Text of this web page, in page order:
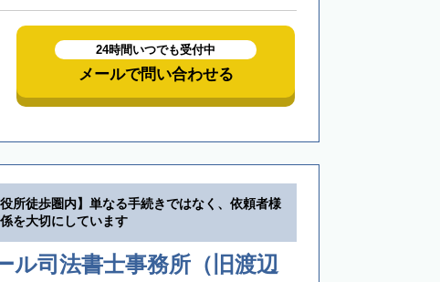
24時間いつでも受付中
メールで問い合わせる
役所徒歩圏内】単なる手続きではなく、依頼者様
を大切にしています
ル司法書士事務所（旧渡辺